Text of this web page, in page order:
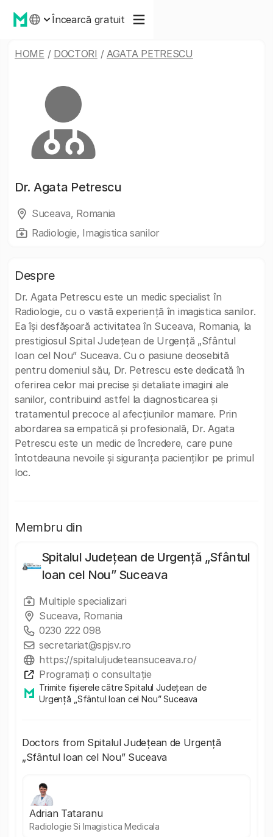
Încearcă gratuit
HOME / DOCTORI / AGATA PETRESCU
Dr. Agata Petrescu
Suceava, Romania
Radiologie, Imagistica sanilor
Despre
Dr. Agata Petrescu este un medic specialist în
Radiologie, cu o vastă experiență în imagistica sanilor.
Ea își desfășoară activitatea în Suceava, Romania, la
prestigiosul Spital Județean de Urgență „Sfântul
Ioan cel Nou” Suceava. Cu o pasiune deosebită
pentru domeniul său, Dr. Petrescu este dedicată în
oferirea celor mai precise și detaliate imagini ale
sanilor, contribuind astfel la diagnosticarea și
tratamentul precoce al afecțiunilor mamare. Prin
abordarea sa empatică și profesională, Dr. Agata
Petrescu este un medic de încredere, care pune
întotdeauna nevoile și siguranța pacienților pe primul
loc.
Membru din
Spitalul Județean de Urgență „Sfântul
Ioan cel Nou” Suceava
Multiple specializari
Suceava, Romania
0230 222 098
secretariat@spjsv.ro
https://spitaluljudeteansuceava.ro/
Programați o consultație
Trimite fișierele către Spitalul Județean de
Urgență „Sfântul Ioan cel Nou” Suceava
Doctors from Spitalul Județean de Urgență
„Sfântul Ioan cel Nou” Suceava
Adrian Tataranu
Radiologie Si Imagistica Medicala